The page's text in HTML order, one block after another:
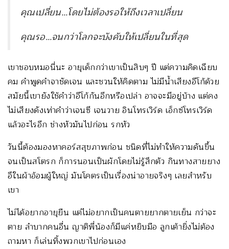
คุณเปลี่ยน…โดยไม่ต้องรอให้ถึงเวลาเปลี่ยน
คุณรอ…จนกว่าโลกจะบังคับให้เปลี่ยนในที่สุด
เขาชอบหมอนี่นะ อายุเด็กกว่าเขาเป็นสิบๆ ปี แต่ความคิดเฉียบ
คม คำพูดคำจาชัดเจน และชวนให้คิดตาม ไม่มีน้ำเสียงอีโก้ด้วย
สมัยนี้เขายังใช้คำว่าอีโก้กันอีกหรือเปล่า อาจจะมีอยู่บ้าง แต่คง
ไม่เสียงดังเท่าคำว่าเจนซี เจนวาย อินโทรเวิร์ด เอ็กซ์โทรเวิร์ด
แล้วอะไรอีก ช่างหัวมันไปก่อน รกหัว
วันนี้ต้องมองหาคอร์สสุขภาพก่อน ชนิดที่ไม่ทำให้ความดันขึ้น
จนเป็นสโตรก ก็การนอนเป็นผักโดยไม่รู้สึกตัว กินทางสายยาง
อึในผ้าอ้อมผู้ใหญ่ มันโคตรเป็นเรื่องน่าอายจริงๆ เลยสำหรับ
เขา
ไม่ได้อยากอายุยืน แต่ไม่อยากเป็นคนตายยากตายเย็น กว่าจะ
ตาย ลำบากคนอื่น ญาติพี่น้องก็มีแค่หยิบมือ ลูกเต้ายิ่งไม่ต้อง
ถามหา ก็เล่นทิ้งพวกเขาไปก่อนเอง